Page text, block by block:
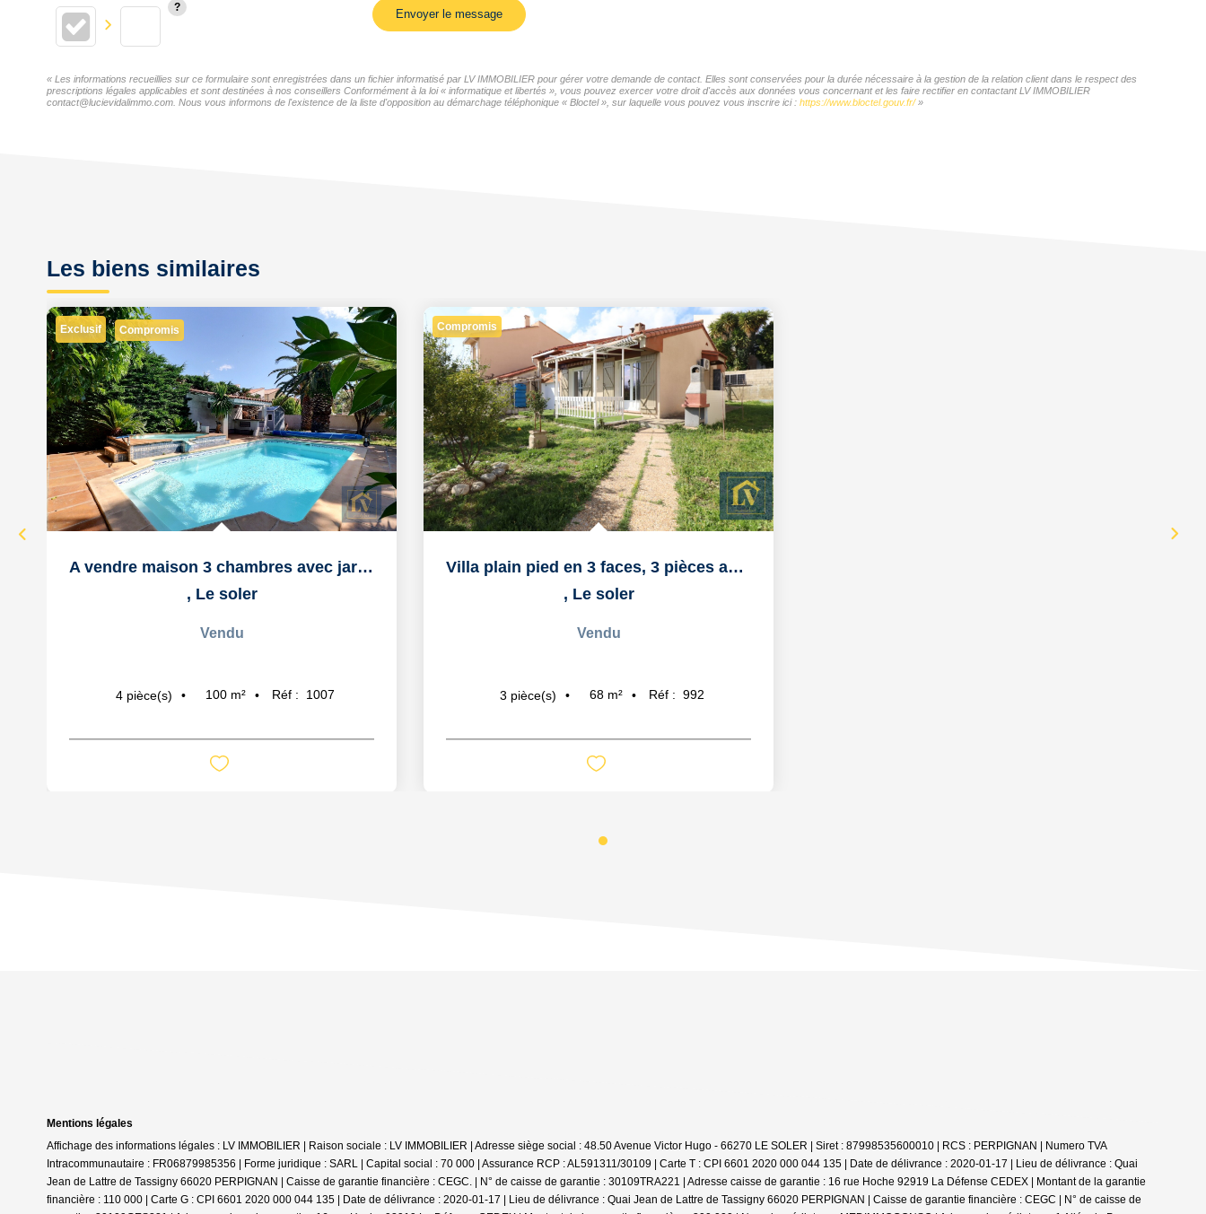
Envoyer le message
« Les informations recueillies sur ce formulaire sont enregistrées dans un fichier informatisé par LV IMMOBILIER pour gérer votre demande de contact. Elles sont conservées pour la durée nécessaire à la gestion de la relation client dans le respect des
prescriptions légales applicables et sont destinées à nos conseillers Conformément à la loi « informatique et libertés », vous pouvez exercer votre droit d'accès aux données vous concernant et les faire rectifier en contactant LV IMMOBILIER
contact@lucievidalimmo.com. Nous vous informons de l'existence de la liste d'opposition au démarchage téléphonique « Bloctel », sur laquelle vous pouvez vous inscrire ici : https://www.bloctel.gouv.fr/»
Les biens similaires
Exclusif Compromis
A vendre maison 3 chambres avec jardin arboré et piscine
, Le soler
Vendu
4 pièce(s) 100 m² Réf : 1007
Compromis
Villa plain pied en 3 faces, 3 pièces avec garage
, Le soler
Vendu
3 pièce(s) 68 m² Réf : 992
Mentions légales
Affichage des informations légales : LV IMMOBILIER | Raison sociale : LV IMMOBILIER | Adresse siège social : 48.50 Avenue Victor Hugo - 66270 LE SOLER | Siret : 87998535600010 | RCS : PERPIGNAN | Numero TVA
Intracommunautaire : FR06879985356 | Forme juridique : SARL | Capital social : 70 000 | Assurance RCP : AL591311/30109 | Carte T : CPI 6601 2020 000 044 135 | Date de délivrance : 2020-01-17 | Lieu de délivrance : Quai
Jean de Lattre de Tassigny 66020 PERPIGNAN | Caisse de garantie financière : CEGC. | N° de caisse de garantie : 30109TRA221 | Adresse caisse de garantie : 16 rue Hoche 92919 La Défense CEDEX | Montant de la garantie
financière : 110 000 | Carte G : CPI 6601 2020 000 044 135 | Date de délivrance : 2020-01-17 | Lieu de délivrance : Quai Jean de Lattre de Tassigny 66020 PERPIGNAN | Caisse de garantie financière : CEGC | N° de caisse de